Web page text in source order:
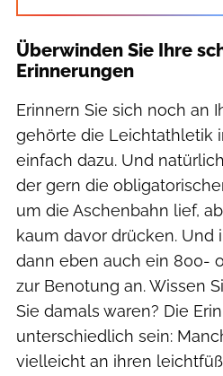
Überwinden Sie Ihre
Erinnerungen
Erinnern Sie sich noch an
gehörte die Leichtathletik
einfach dazu. Und
der gern die
um die Aschenbahn lief,
kaum davor drücken. Und
dann eben auch ein 800-
zur Benotung an. Wissen
Sie damals waren? Die
unterschiedlich sein:
vielleicht an ihren